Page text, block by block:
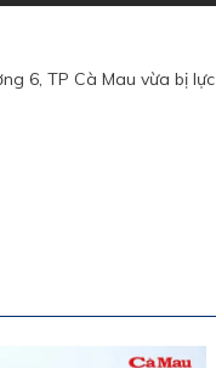
6, TP Cà Mau vừa bị lực